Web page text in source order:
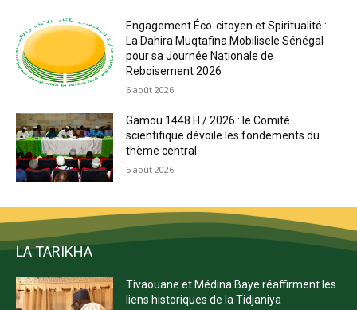
Engagement Éco-citoyen et Spiritualité :
La Dahira Muqtafina Mobilisele Sénégal
pour sa Journée Nationale de
Reboisement 2026
6 août 2026
Gamou 1448 H / 2026 : le Comité
scientifique dévoile les fondements du
thème central
5 août 2026
LA TARIKHA
Tivaouane et Médina Baye réaffirment les
liens historiques de la Tidjaniya